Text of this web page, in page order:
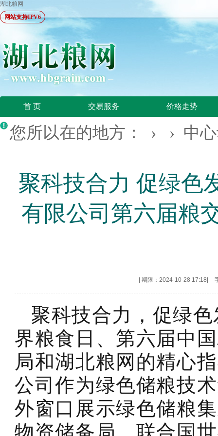
湖北粮网
网站支持IPV6
首 页 交易服务 价格走势
您所以在的地方： › › 中
聚科技合力 促绿
有限公司第六届粮
期限：2024-10-28 17:18
聚科技合力，促绿
界粮食日、第六届中
局和湖北粮网的精心
公司作为绿色储粮技
外窗口展示绿色储粮